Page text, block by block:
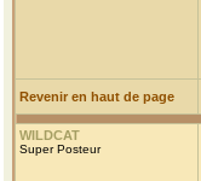
Revenir en haut de page
WILDCAT
Super Posteur